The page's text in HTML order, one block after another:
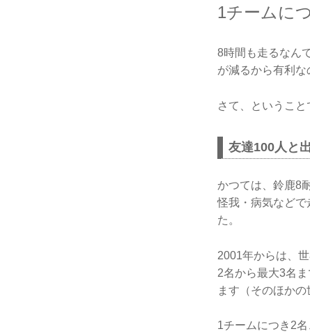
1チームに
8時間も走るなん
が減るから有利
さて、というこ
友達100人と
かつては、鈴鹿8
怪我・病気など
た。
2001年からは、
2名から最大3名
ます（そのほか
1チームにつき2